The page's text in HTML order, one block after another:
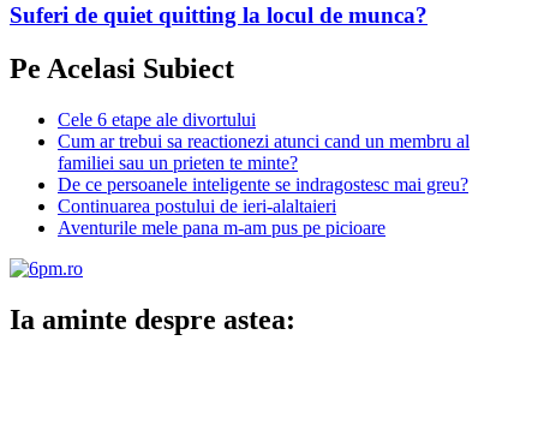
Suferi de quiet quitting la locul de munca?
Pe Acelasi Subiect
Cele 6 etape ale divortului
Cum ar trebui sa reactionezi atunci cand un membru al
familiei sau un prieten te minte?
De ce persoanele inteligente se indragostesc mai greu?
Continuarea postului de ieri-alaltaieri
Aventurile mele pana m-am pus pe picioare
Ia aminte despre astea: